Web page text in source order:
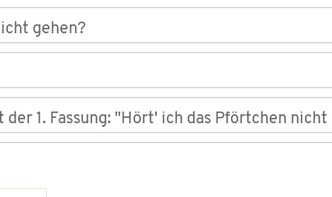
gehen?
der 1. Fassung: "Hört' ich das Pförtchen nicht